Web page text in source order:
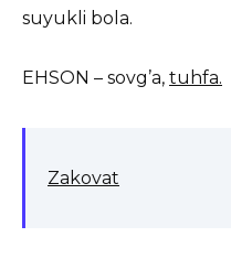
suyukli bola.
EHSON – sovg’a, tuhfa.
Zakovat